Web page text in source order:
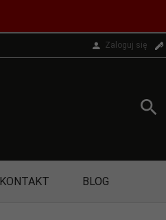
Zaloguj się
KONTAKT BLOG